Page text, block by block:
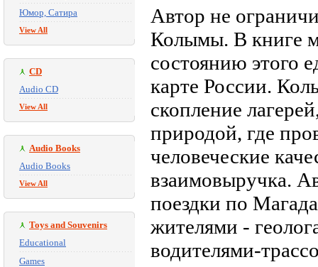
Юмор, Сатира
View All
CD
Audio CD
View All
Audio Books
Audio Books
View All
Toys and Souvenirs
Educational
Games
Автор не
Колымы. В книге
состоянию этого
карте России.
скопление
природой, где
человеческие
взаимовыручка.
поездки по
жителями -
водителями-